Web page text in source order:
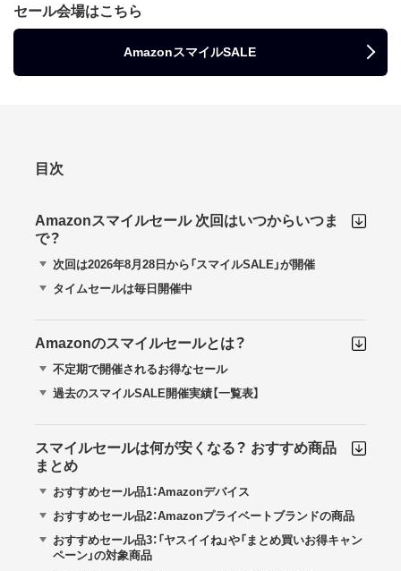
セール会場はこちら
AmazonスマイルSALE
目次
Amazonスマイルセール 次回はいつからいつま
で？
次回は2026年8月28日から「スマイルSALE」が開催
タイムセールは毎日開催中
Amazonのスマイルセールとは？
不定期で開催されるお得なセール
過去のスマイルSALE開催実績【一覧表】
スマイルセールは何が安くなる？ おすすめ商品
まとめ
おすすめセール品1：Amazonデバイス
おすすめセール品2：Amazonプライベートブランドの商品
おすすめセール品3：「ヤスイイね」や「まとめ買いお得キャン
ペーン」の対象商品